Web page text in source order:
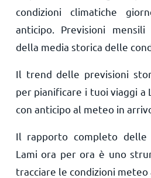
condizioni climatiche
anticipo. Previsioni
della media storica delle
Il trend delle previsioni
per pianificare i tuoi viaggi a
con anticipo al meteo in
Il rapporto completo delle
Lami ora per ora è uno
tracciare le condizioni meteo